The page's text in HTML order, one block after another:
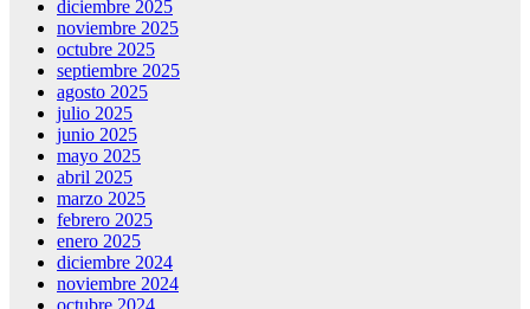
diciembre 2025
noviembre 2025
octubre 2025
septiembre 2025
agosto 2025
julio 2025
junio 2025
mayo 2025
abril 2025
marzo 2025
febrero 2025
enero 2025
diciembre 2024
noviembre 2024
octubre 2024